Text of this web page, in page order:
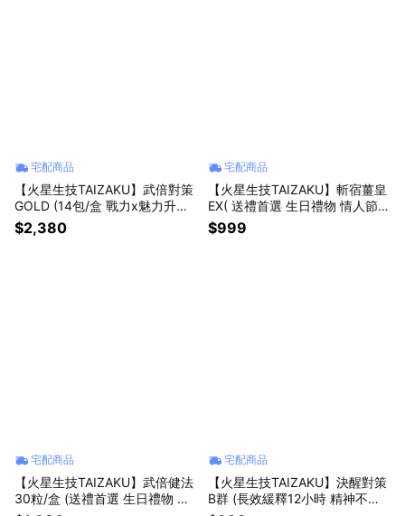
宅配商品
【火星生技TAIZAKU】武倍對策
GOLD (14包/盒 戰力x魅力升級
男生送禮 生日禮物 男性保健 精
氨酸 鋅 獨家日本專利Bnn蕉護活
$2,380
宅配商品
【火星生技TAIZAKU】斬宿薑皇
EX( 送禮首選 生日禮物 情人節必
備 應酬必備 戰到後半夜 派對神
器 )
$999
宅配商品
【火星生技TAIZAKU】武倍健法
30粒/盒 (送禮首選 生日禮物 穩
宅配商品
【火星生技TAIZAKU】決醒對策
B群 (長效緩釋12小時 精神不斷